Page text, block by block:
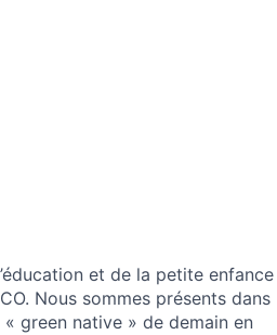
et de la petite enfance
Nous sommes présents dans
green native » de demain en